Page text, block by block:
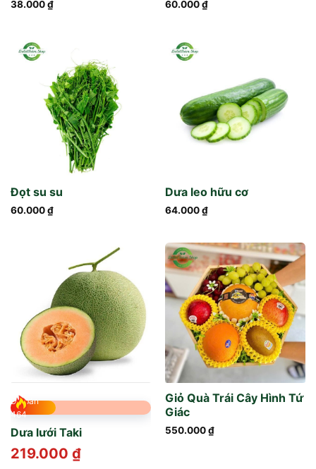
38.000₫ 60.000₫
Đọt su su
60.000₫
Dưa leo hữu cơ
64.000₫
Đã bán
464
Dưa lưới Taki
219.000 ₫
Giỏ Quà Trái Cây Hình Tứ
Giác
550.000₫